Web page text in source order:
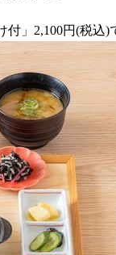
」2,100円(税込)